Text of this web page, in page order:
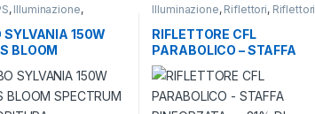
, Illuminazione,
SYLVANIA 150W
BLOOM
PER
Illuminazione, Riflettori, Riflettori
RIFLETTORE CFL
PARABOLICO – STAFFA
RINFORZATA – +81% DI
RIFLESSIONE